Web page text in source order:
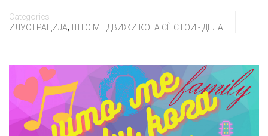
Categories
ИЛУСТРАЦИЈА, ШТО МЕ ДВИЖИ КОГА СÈ СТОИ - ДЕЛА